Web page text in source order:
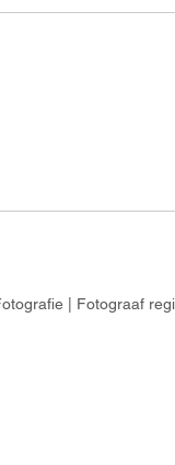
| Fotograaf